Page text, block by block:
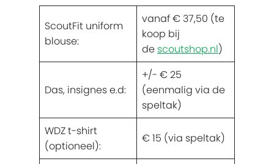
ScoutFit uniform
blouse:
vanaf € 37,50 (te
koop bij
de scoutshop.nl)
Das, insignes e.d:
+/- € 25
(eenmalig via de
speltak)
WDZ t-shirt
(optioneel):
€ 15 (via speltak)